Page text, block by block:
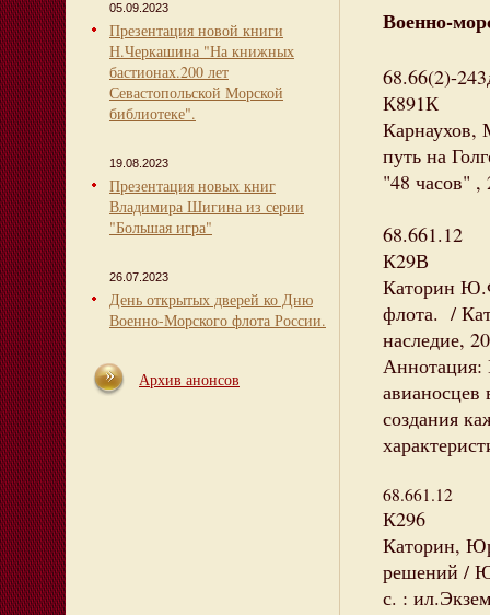
05.09.2023
Презентация новой книги
Н.Черкашина "На книжных
бастионах.200 лет
Севастопольской Морской
библиотеке".
19.08.2023
Презентация новых книг
Владимира Шигина из серии
"Большая игра"
26.07.2023
День открытых дверей ко Дню
Военно-Морского флота России.
Архив анонсов
Военно-
68.66(2)-
К891К
Карнаухов,
путь на
"48 часов"
68.661.12
К29В
Каторин
флота. /
наследие,
Аннотация:
создания
68.661.12
К296
Каторин,
решений /
с. :